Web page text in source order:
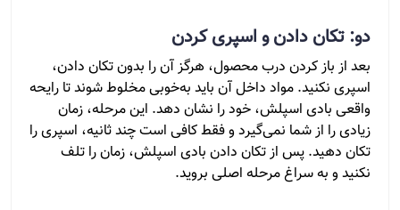
دو: تکان دادن و اسپری کردن
بعد از باز کردن درب محصول، هرگز آن را بدون تکان دادن،
اسپری نکنید. مواد داخل آن باید به‌خوبی مخلوط شوند تا رایحه
واقعی بادی اسپلش، خود را نشان دهد. این مرحله، زمان
زیادی را از شما نمی‌گیرد و فقط کافی است چند ثانیه، اسپری را
تکان دهید. پس از تکان دادن بادی اسپلش، زمان را تلف
نکنید و به سراغ مرحله اصلی بروید.